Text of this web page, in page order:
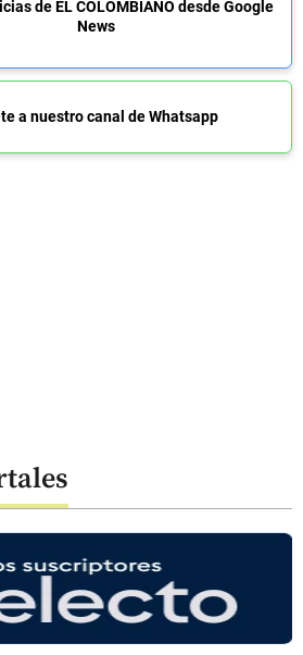
de EL COLOMBIANO desde Google
News
a nuestro canal de Whatsapp